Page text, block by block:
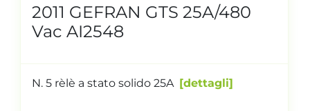
2011 GEFRAN GTS 25A/480
Vac AI2548
N. 5 rèlè a stato solido 25A dettagli